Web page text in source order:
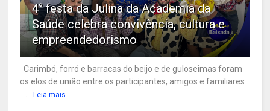
4° festa da Julina da Academia da
Saúde celebra convivência, cultura e
empreendedorismo
Carimbó, forró e barracas do beijo e de guloseimas foram
os elos de união entre os participantes, amigos e familiares
Leia mais